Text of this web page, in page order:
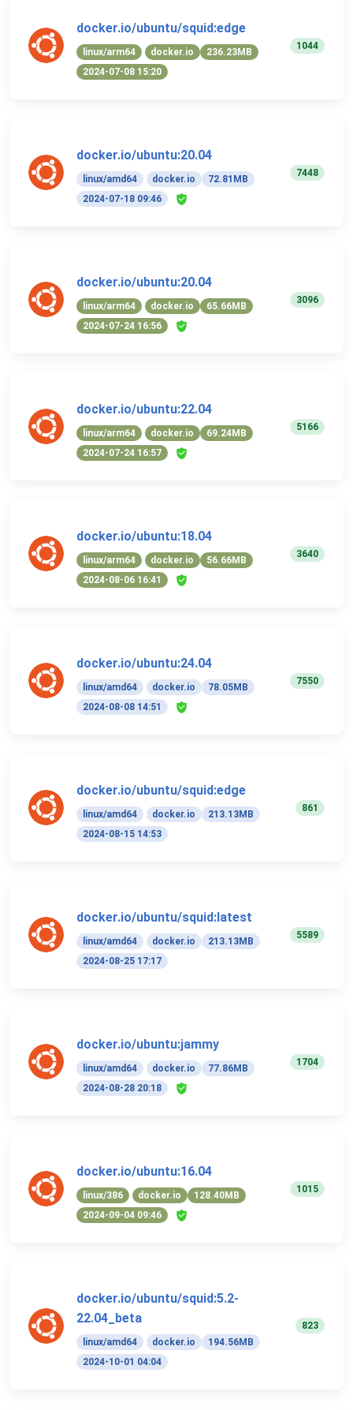
docker.io/ubuntu/squid:edge
linux/arm64 docker.io
236.23MB
2024-07-08 15:20
1044
docker.io/ubuntu:20.04
linux/amd64 docker.io
72.81MB
2024-07-18 09:46
7448
docker.io/ubuntu:20.04
linux/arm64 docker.io
65.66MB
2024-07-24 16:56
3096
docker.io/ubuntu:22.04
linux/arm64 docker.io
69.24MB
2024-07-24 16:57
5166
docker.io/ubuntu:18.04
linux/arm64 docker.io
56.66MB
2024-08-06 16:41
3640
docker.io/ubuntu:24.04
linux/amd64 docker.io
78.05MB
2024-08-08 14:51
7550
docker.io/ubuntu/squid:edge
linux/amd64 docker.io
213.13MB
2024-08-15 14:53
861
docker.io/ubuntu/squid:latest
linux/amd64 docker.io
213.13MB
2024-08-25 17:17
5589
docker.io/ubuntu:jammy
linux/amd64 docker.io
77.86MB
2024-08-28 20:18
1704
docker.io/ubuntu:16.04
linux/386 docker.io
128.40MB
2024-09-04 09:46
1015
docker.io/ubuntu/squid:5.2-
22.04_beta
linux/amd64 docker.io
194.56MB
2024-10-01 04:04
823